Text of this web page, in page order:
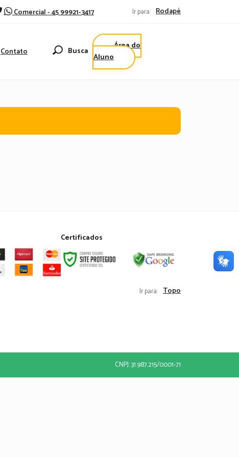
Comercial - 45 99921-3417 Ir para: Rodapé
Contato Busca
Área do
Aluno
Certificados
Ir para: Topo
CNPJ: 31.987.215/0001-71